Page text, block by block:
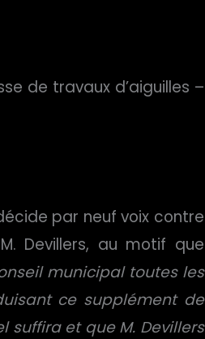
de travaux d’aiguilles –
par neuf voix contre
Devillers, au motif que
municipal toutes les
ce supplément de
suffira et que M. Devillers